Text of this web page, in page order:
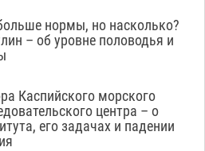
нормы, но насколько?
– об уровне половодья и
Каспийского морского
центра – о
его задачах и падении